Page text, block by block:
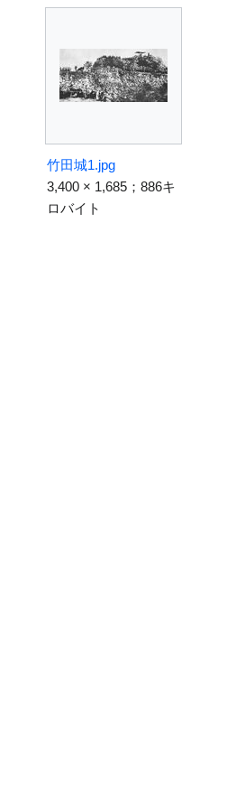
竹田城1.jpg
3,400 × 1,685；886キ
ロバイト